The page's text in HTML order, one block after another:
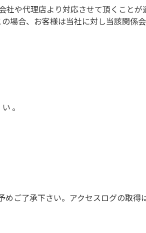
社や代理店より対応させて頂くことが
場合、お客様は当社に対し当該関係
。
めご了承下さい。アクセスログの取得